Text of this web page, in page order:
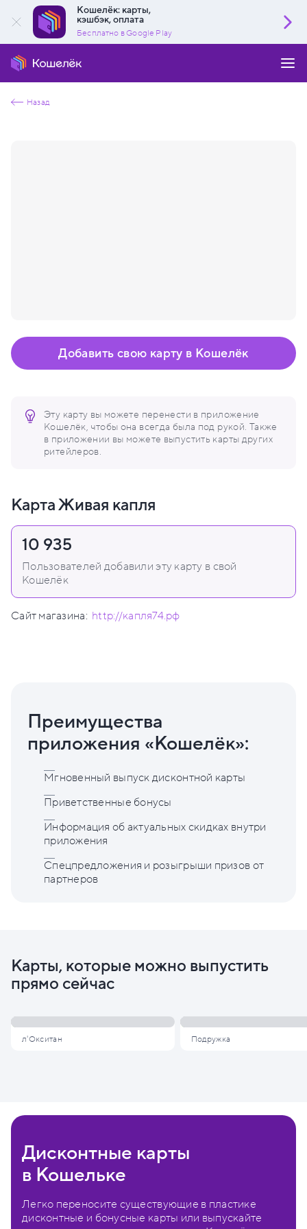
Кошелёк: карты,
кэшбэк, оплата
Бесплатно в Google Play
Назад
Эту карту вы можете перенести в приложение
Кошелёк, чтобы она всегда была под рукой. Также
в приложении вы можете выпустить карты других
ритейлеров.
Добавить свою карту в Кошелёк
Карта Живая капля
10 935
Пользователей добавили эту карту в свой
Кошелёк
Сайт магазина: http://капля74.рф
Преимущества
приложения «Кошелёк»:
Мгновенный выпуск дисконтной карты
Приветственные бонусы
Информация об актуальных скидках внутри
приложения
Спецпредложения и розыгрыши призов от
партнеров
Карты, которые можно выпустить
прямо сейчас
л'Окситан Подружка
Дисконтные карты
в Кошельке
Легко переносите существующие в пластике
дисконтные и бонусные карты или выпускайте